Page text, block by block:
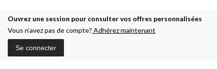
Ouvrez une session pour consulter vos offres personnalisées
Vous n’avez pas de compte? Adhérez maintenant
Se connecter